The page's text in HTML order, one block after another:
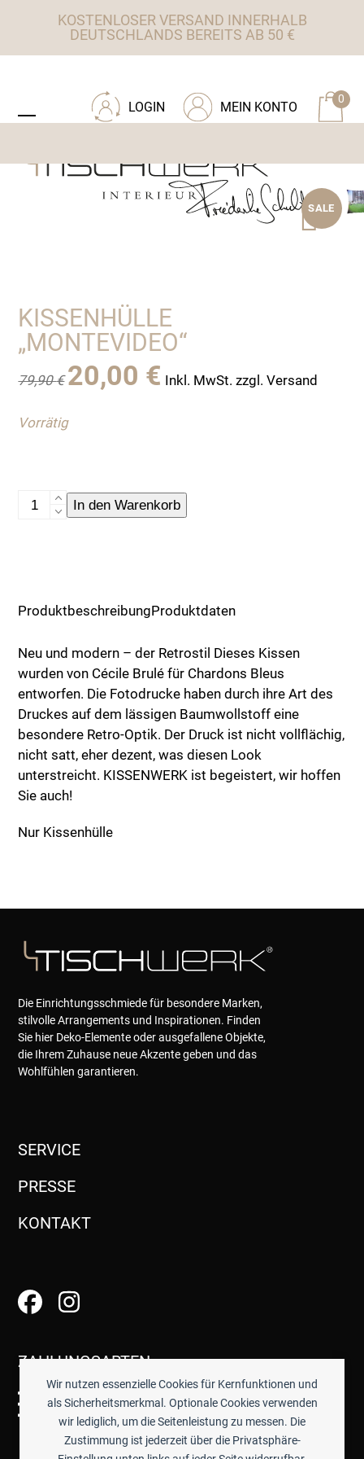
Wir nutzen essenzielle Cookies für Kernfunktionen und
als Sicherheitsmerkmal. Optionale Cookies verwenden
wir lediglich, um die Seitenleistung zu messen. Die
Zustimmung ist jederzeit über die Privatsphäre-
KOSTENLOSER VERSAND INNERHALB
DEUTSCHLANDS BEREITS AB 50 €
0
MEIN KONTO
LOGIN
mobile
mobile
SALE
KISSENHÜLLE
„MONTEVIDEO“
79,90€
Ursprünglicher
Preis
79,90 €
20,00 € Preis
Inkl. MwSt. zzgl. Versand
Vorrätig
Kissenhülle
"Montevideo"
In den Warenkorb
ProduktbeschreibungProduktdaten
Neu und modern – der Retrostil Dieses Kissen
wurden von Cécile Brulé für Chardons Bleus
entworfen. Die Fotodrucke haben durch ihre Art des
Druckes auf dem lässigen Baumwollstoff eine
besondere Retro-Optik. Der Druck ist nicht vollflächig,
nicht satt, eher dezent, was diesen Look
unterstreicht. KISSENWERK ist begeistert, wir hoffen
Sie auch!
Nur Kissenhülle
Die Einrichtungsschmiede für besondere Marken,
stilvolle Arrangements und Inspirationen. Finden
Sie hier Deko-Elemente oder ausgefallene Objekte,
die Ihrem Zuhause neue Akzente geben und das
Wohlfühlen garantieren.
SERVICE
PRESSE
KONTAKT
ZAHLUNGSARTEN